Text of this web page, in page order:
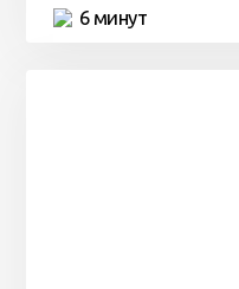
6 минут